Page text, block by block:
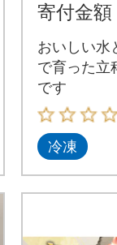
寄付金額
おいしい水
で育った立
です
冷凍